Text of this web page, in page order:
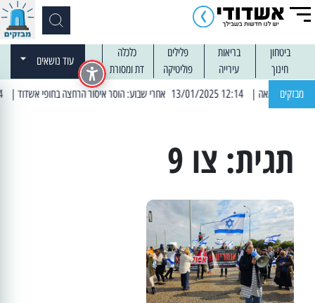
ביטחון בריאות פלילים
כלכלה
חינוך
עירייה פוליטיקה דת ומסורת
עוד נושאים
מבזקים | 12:14 13/01/2025 אחרי שבוע: הוסר איסור הרחצה בחופי אשדוד | 13:04 14/01/2025 עובדים בלילות: עבודות קרצוף וריבוד אספלט
תגית: צו 9